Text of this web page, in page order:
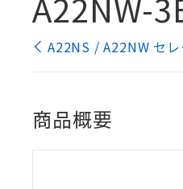
A22NS / A22NW セ
商品概要